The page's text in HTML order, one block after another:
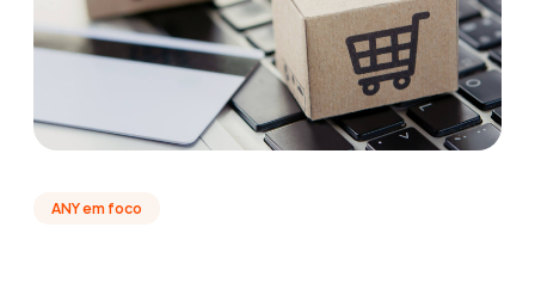
ANY em foco